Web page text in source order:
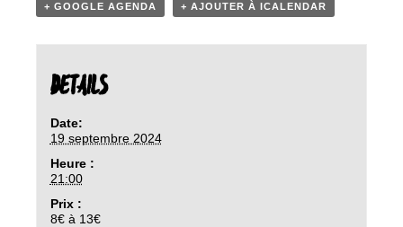
+ GOOGLE AGENDA + AJOUTER À ICALENDAR
DETAILS
Date:
19 septembre 2024
Heure :
21:00
Prix :
8€ à 13€